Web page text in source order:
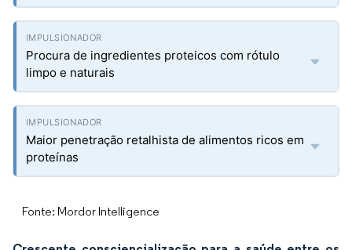
Procura de ingredientes proteicos com rótulo
limpo e naturais
Maior penetração retalhista de alimentos ricos em
proteínas
Fonte: Mordor Intelligence